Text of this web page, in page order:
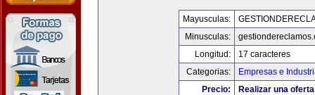
Mayusculas:
Minusculas:
Longitud:
17 caracteres
Categorias:
Empresas e
Precio:
Realizar una